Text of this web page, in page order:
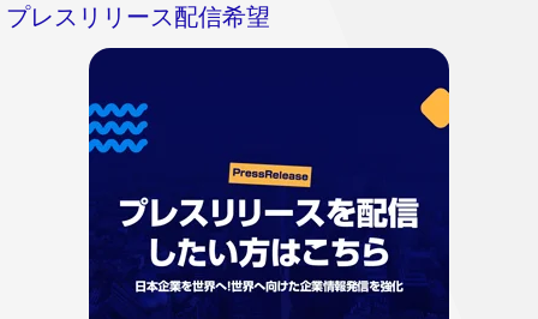
プレスリリース配信希望